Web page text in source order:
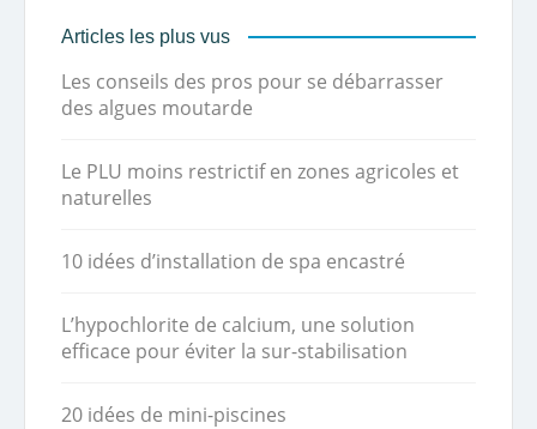
Articles les plus vus
Les conseils des pros pour se débarrasser
des algues moutarde
Le PLU moins restrictif en zones agricoles et
naturelles
10 idées d’installation de spa encastré
L’hypochlorite de calcium, une solution
efficace pour éviter la sur-stabilisation
20 idées de mini-piscines